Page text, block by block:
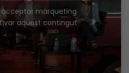
acceptar màrqueting
aquest contingut